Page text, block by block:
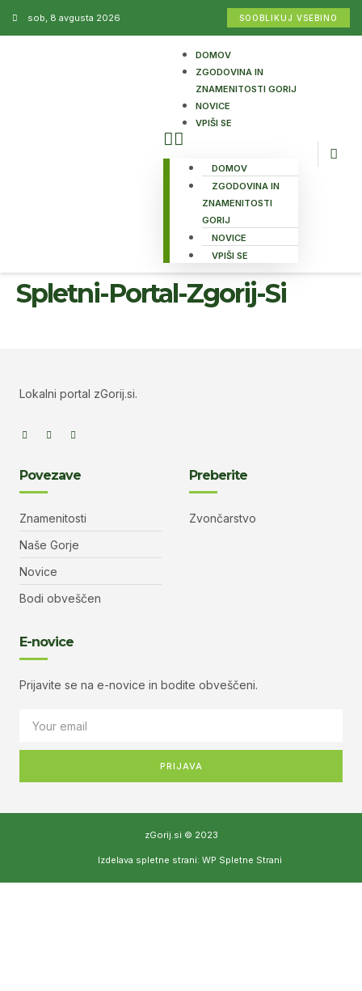
sob, 8 avgusta 2026 SOOBLIKUJ VSEBINO
DOMOV
ZGODOVINA IN
ZNAMENITOSTI GORIJ
NOVICE
VPIŠI SE
DOMOV
ZGODOVINA IN
ZNAMENITOSTI
GORIJ
NOVICE
VPIŠI SE
Spletni-Portal-Zgorij-Si
Lokalni portal zGorij.si.
Povezave
Znamenitosti
Naše Gorje
Novice
Bodi obveščen
Preberite
Zvončarstvo
E-novice
Prijavite se na e-novice in bodite obveščeni.
PRIJAVA
zGorij.si © 2023
Izdelava spletne strani: WP Spletne Strani